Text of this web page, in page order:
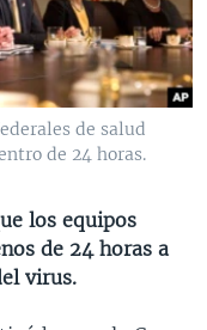
de salud
de 24 horas.
los equipos
de 24 horas a
virus.